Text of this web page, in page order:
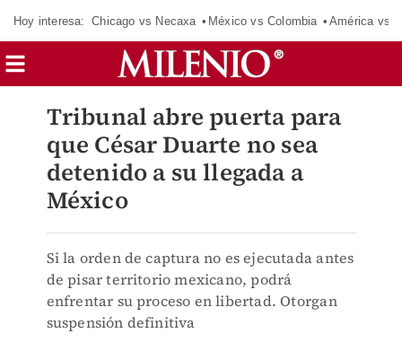
Hoy interesa: Chicago vs Necaxa México vs Colombia América vs
Tribunal abre puerta para
que César Duarte no sea
detenido a su llegada a
México
Si la orden de captura no es ejecutada antes
de pisar territorio mexicano, podrá
enfrentar su proceso en libertad. Otorgan
suspensión definitiva